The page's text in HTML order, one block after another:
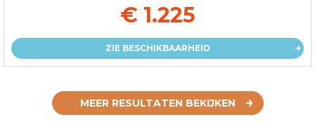
€ 1.225
ZIE BESCHIKBAARHEID
MEER RESULTATEN BEKIJKEN